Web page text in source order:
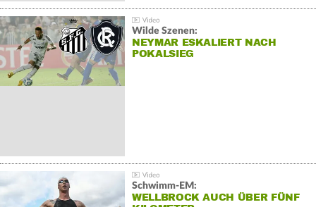
Wilde Szenen:
NEYMAR ESKALIERT NACH
POKALSIEG
Schwimm-EM:
WELLBROCK AUCH ÜBER FÜNF